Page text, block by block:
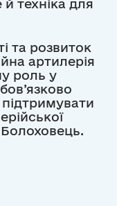
техніка для
та розвиток
артилерія
роль у